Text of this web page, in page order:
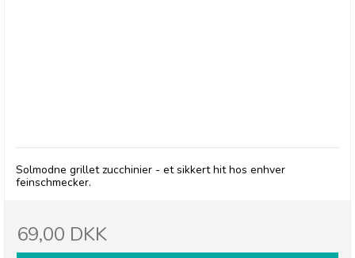
Solmodne grillet zucchinier - et sikkert hit hos enhver
feinschmecker.
69,00 DKK